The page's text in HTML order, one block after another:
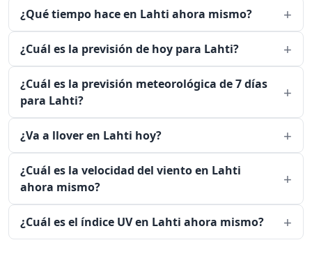
¿Qué tiempo hace en Lahti ahora mismo?
¿Cuál es la previsión de hoy para Lahti?
¿Cuál es la previsión meteorológica de 7 días
para Lahti?
¿Va a llover en Lahti hoy?
¿Cuál es la velocidad del viento en Lahti
ahora mismo?
¿Cuál es el índice UV en Lahti ahora mismo?